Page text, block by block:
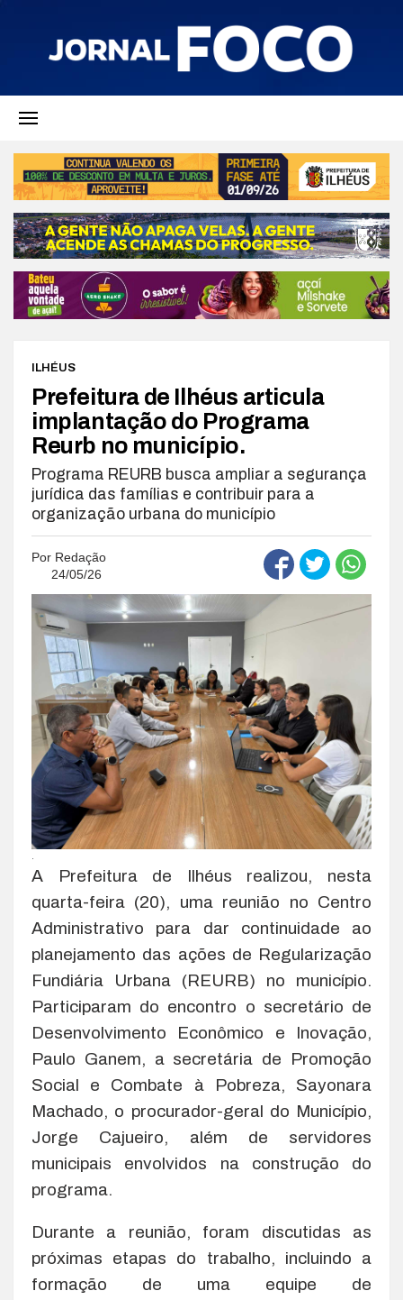
ILHÉUS
Prefeitura de Ilhéus articula
implantação do Programa
Reurb no município.
Programa REURB busca ampliar a segurança
jurídica das famílias e contribuir para a
organização urbana do município
Por Redação
24/05/26
.
A Prefeitura de Ilhéus realizou, nesta
quarta-feira (20), uma reunião no Centro
Administrativo para dar continuidade ao
planejamento das ações de Regularização
Fundiária Urbana (REURB) no município.
Participaram do encontro o secretário de
Desenvolvimento Econômico e Inovação,
Paulo Ganem, a secretária de Promoção
Social e Combate à Pobreza, Sayonara
Machado, o procurador-geral do Município,
Jorge Cajueiro, além de servidores
municipais envolvidos na construção do
programa.
Durante a reunião, foram discutidas as
próximas etapas do trabalho, incluindo a
formação de uma equipe de